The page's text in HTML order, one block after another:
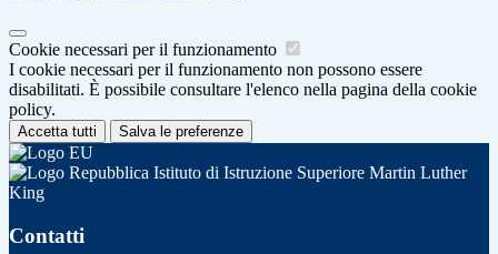
Cookie necessari per il funzionamento
I cookie necessari per il funzionamento non possono essere
disabilitati. È possibile consultare l'elenco nella pagina della cookie
policy.
Accetta tutti Salva le preferenze
Istituto di Istruzione Superiore Martin Luther
King
Contatti